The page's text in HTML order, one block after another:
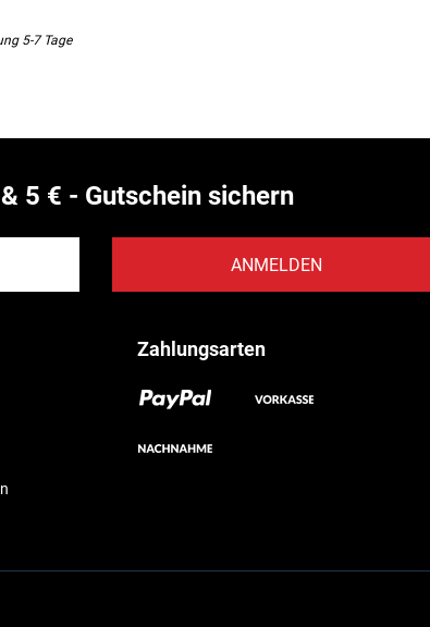
5-7 Tage
5 € - Gutschein sichern
ANMELDEN
Zahlungsarten